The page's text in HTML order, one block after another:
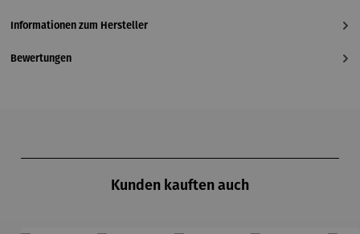
Informationen zum Hersteller
Bewertungen
Kunden kauften auch